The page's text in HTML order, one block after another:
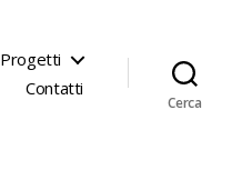
Progetti
Contatti
Cerca